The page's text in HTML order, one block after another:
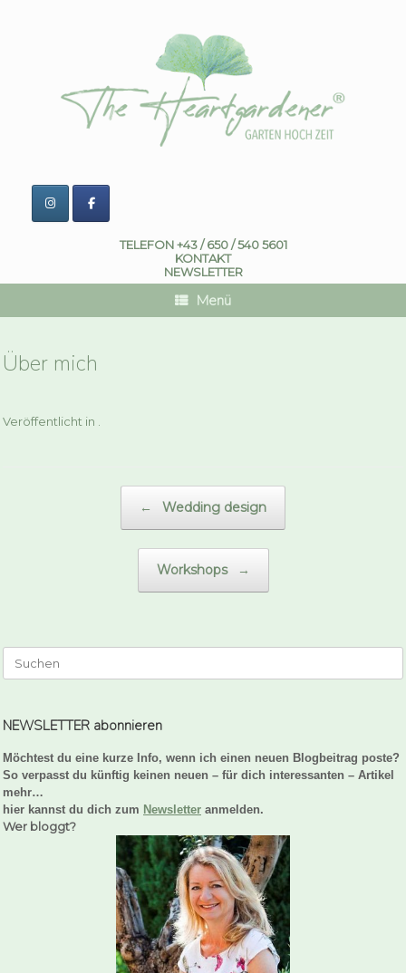
TELEFON +43 / 650 / 540 5601
KONTAKT
NEWSLETTER
Menü
Über mich
Veröffentlicht in .
← Wedding design
Workshops →
nach:
NEWSLETTER abonnieren
Möchtest du eine kurze Info, wenn ich einen neuen Blogbeitrag poste?
So verpasst du künftig keinen neuen – für dich interessanten – Artikel
mehr…
hier kannst du dich zum Newsletter anmelden.
Wer bloggt?